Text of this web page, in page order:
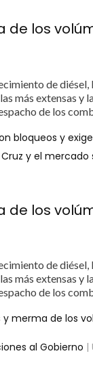
los
de
más extensas y
de los
bloqueos y
y el
los
de
más extensas y
de los
merma de los
al Gobierno |